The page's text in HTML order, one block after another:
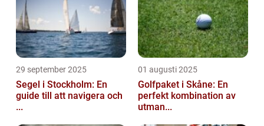
29 september 2025
Segel i Stockholm: En
guide till att navigera och
...
01 augusti 2025
Golfpaket i Skåne: En
perfekt kombination av
utman...